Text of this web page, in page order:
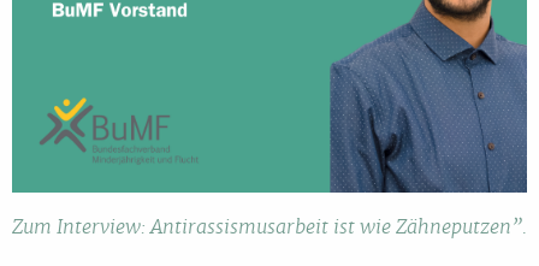
Zum Interview: Antirassismusarbeit ist wie Zähneputzen”.